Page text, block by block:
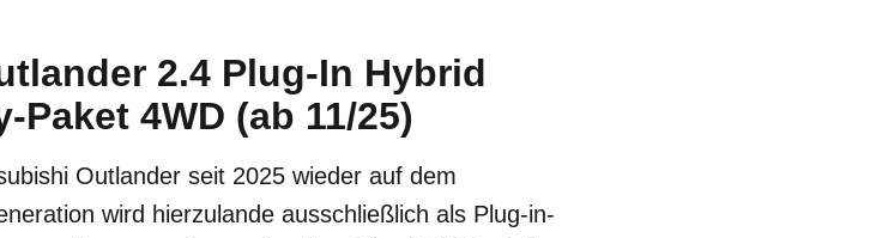
2.4 Plug-In Hybrid
4WD (ab 11/25)
Outlander seit 2025 wieder auf dem
wird hierzulande ausschließlich als Plug-in-